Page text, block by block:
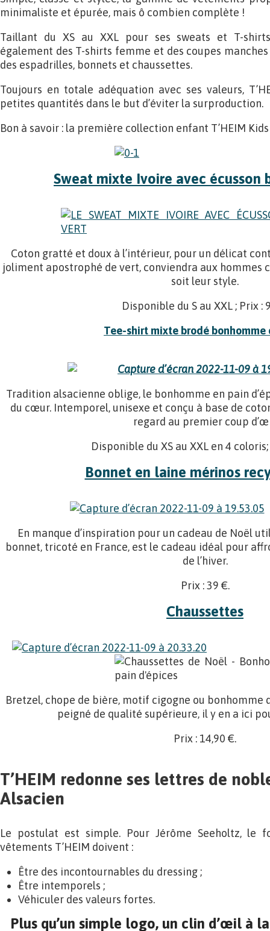
minimaliste et épurée, mais ô combien complète !
Taillant du XS au XXL pour ses sweats et T-shirts
également des T-shirts femme et des coupes
des espadrilles, bonnets et chaussettes.
Toujours en totale adéquation avec ses valeurs,
petites quantités dans le but d’éviter la surproduction.
Bon à savoir : la première collection enfant T’HEIM
Sweat mixte Ivoire avec écusson
Coton gratté et doux à l’intérieur, pour un délicat
joliment apostrophé de vert, conviendra aux hommes
soit leur style.
Disponible du S au XXL ; Prix :
Tee-shirt mixte brodé bonhomme
Tradition alsacienne oblige, le bonhomme en pain
du cœur. Intemporel, unisexe et conçu à base de
regard au premier coup
Disponible du XS au XXL en 4
Bonnet en laine mérinos
En manque d’inspiration pour un cadeau de Noël
bonnet, tricoté en France, est le cadeau idéal pour
de l’hiver.
Prix : 39 €.
Chaussettes
Bretzel, chope de bière, motif cigogne ou bonhomme
peigné de qualité supérieure, il y en a ici
Prix : 14,90 €.
T’HEIM redonne ses lettres de
Alsacien
Le postulat est simple. Pour Jérôme Seeholtz, le
vêtements T’HEIM doivent :
Être des incontournables du dressing ;
Être intemporels ;
Véhiculer des valeurs fortes.
Plus qu’un simple logo, un clin d’œil à